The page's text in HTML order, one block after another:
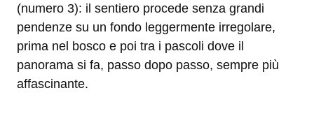
(numero 3): il sentiero procede senza grandi
pendenze su un fondo leggermente irregolare,
prima nel bosco e poi tra i pascoli dove il
panorama si fa, passo dopo passo, sempre più
affascinante.